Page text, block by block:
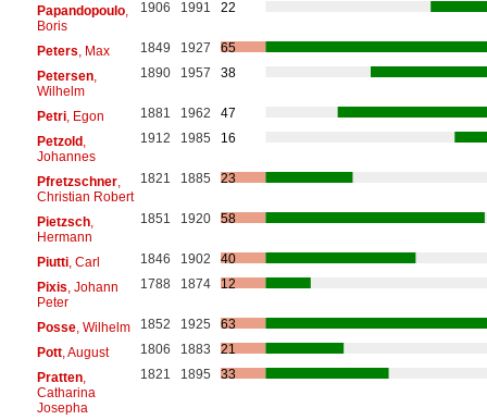
Papandopoulo,
Boris
1906 1991 22
Peters , Max 1849 1927
65
Petersen,
Wilhelm
1890 1957 38
Petri, Egon 1881 1962
47
Petzold,
Johannes
1912 1985 16
Pfretzschner,
Christian Robert
1821 1885 23
Pietzsch,
Hermann
1851 1920 58
Piutti, Carl 1846 1902
40
Pixis , Johann
Peter
1788 1874 12
Posse, Wilhelm 1852 1925
63
Pott, August 1806 1883
21
Pratten,
Catharina
Josepha
1821 1895 33